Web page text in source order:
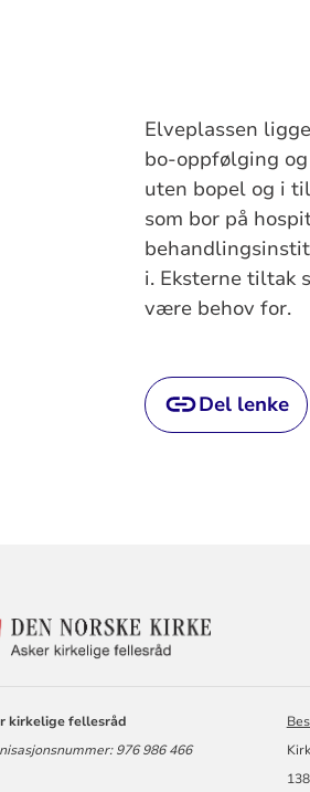
Elveplassen
bo-oppfølging
uten bopel og i
som bor på
i. Eksterne tiltak
være behov for.
Del lenke
FELLESRÅD
kirkelige fellesråd
976 986 466